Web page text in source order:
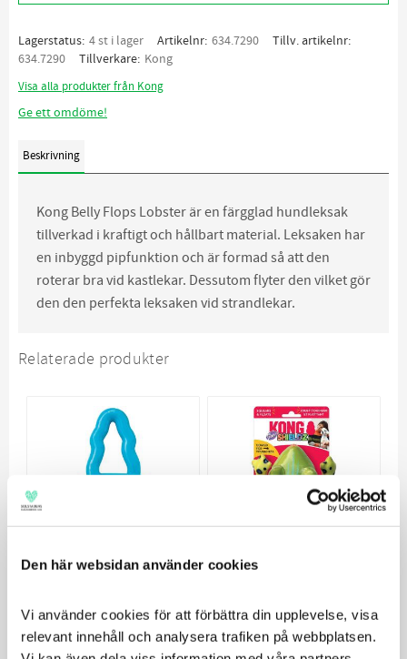
Den här websidan använder cookies
Vi använder cookies för att förbättra din upplevelse, visa
relevant innehåll och analysera trafiken på webbplatsen.
Lagerstatus 4 st i lager Artikelnr 634.7290
Tillv. artikelnr
634.7290
Tillverkare Kong
Visa alla produkter från Kong
Ge ett omdöme!
Beskrivning
Kong Belly Flops Lobster är en färgglad hundleksak
tillverkad i kraftigt och hållbart material. Leksaken har
en inbyggd pipfunktion och är formad så att den
roterar bra vid kastlekar. Dessutom flyter den vilket gör
den den perfekta leksaken vid strandlekar.
Relaterade produkter
Flytande, hållbar och
studsande leksak
Tropics Frog M
Pipande hundleksak